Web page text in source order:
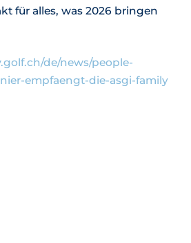
für alles, was 2026 bringen
de/news/people-
empfaengt-die-asgi-family